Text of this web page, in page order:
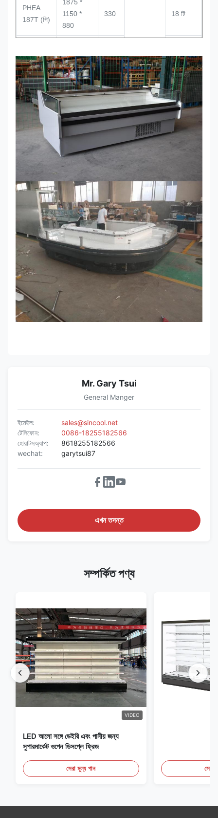
-3/3
PHEA
187T (পি)
1875 *
1150 *
880
330 18 টি
250T (পি)
1150 *
880
440 8PCS
PHEA
375T (পি)
3750 *
1150 *
880
6pcs
পিএইচএ টি
(পি)
সিওআর
1450 *
880
330
পিএইচএ টি
সমাপ্তি
(45X2) *
1150 *
880
Mr. Gary Tsui
General Manger
ইমেইল:
sales@sincool.net
টেলিফোন:
0086-18255182566
হোয়াটসঅ্যাপ:
8618255182566
wechat:
garytsui87
এখন তদন্ত
সম্পর্কিত পণ্য
VIDEO
LED আলো সঙ্গে ডেইরি এবং পানীয় জন্য
সুপারমার্কেট ওপেন ডিসপ্লে ফ্রিজ
সেরা মূল্য পান সেরা